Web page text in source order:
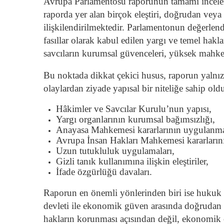
raporda yer alan birçok eleştiri, doğrudan veya
ilişkilendirilmektedir. Parlamentonun
fasıllar olarak kabul edilen yargı ve temel
savcıların kurumsal güvenceleri, yüksek
Bu noktada dikkat çekici husus, raporun
olaylardan ziyade yapısal bir niteliğe sahip
Hâkimler ve Savcılar Kurulu’nun yapısı,
Yargı organlarının kurumsal bağımsızlığı,
Anayasa Mahkemesi kararlarının
Avrupa İnsan Hakları Mahkemesi
Uzun tutukluluk uygulamaları,
Gizli tanık kullanımına ilişkin eleştiriler,
İfade özgürlüğü davaları.
Raporun en önemli yönlerinden biri ise hukuk
devleti ile ekonomik güven arasında
hakların korunması açısından değil,